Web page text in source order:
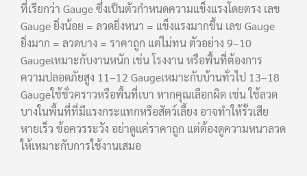
ที่เรียกว่า Gauge ซึ่งเป็นตัวกำหนดความแข็งแรงโดยตรง เลข
Gauge ยิ่งน้อย = ลวดยิ่งหนา = แข็งแรงมากขึ้น เลข Gauge
ยิ่งมาก = ลวดบาง = ราคาถูก แต่ไม่ทน ตัวอย่าง 9–10
Gaugeเหมาะกับงานหนัก เช่น โรงงาน หรือพื้นที่ต้องการ
ความปลอดภัยสูง 11–12 Gaugeเหมาะกับบ้านทั่วไป 13–18
Gaugeใช้ชั่วคราวหรือพื้นที่เบา หากคุณเลือกผิด เช่น ใช้ลวด
บางในพื้นที่ที่มีแรงกระแทกหรือสัตว์เลี้ยง อาจทำให้รั้วเสีย
หายเร็ว ข้อควรระวัง อย่าดูแค่ราคาถูก แต่ต้องดูความหนาลวด
ให้เหมาะกับการใช้งานเสมอ